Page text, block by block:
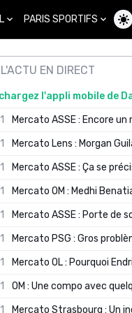
PARIS SPORTIFS
L'ACTU EN DIRECT
l'appli mobile de
Mercato ASSE : Encore un
Mercato Lens : Morgan
Mercato ASSE : Ça se
Mercato OM : Medhi
Mercato ASSE : Porte de
Mercato PSG : Gros
Mercato OL : Pourquoi
OM : Une compo avec
Mercato Strasbourg : Un